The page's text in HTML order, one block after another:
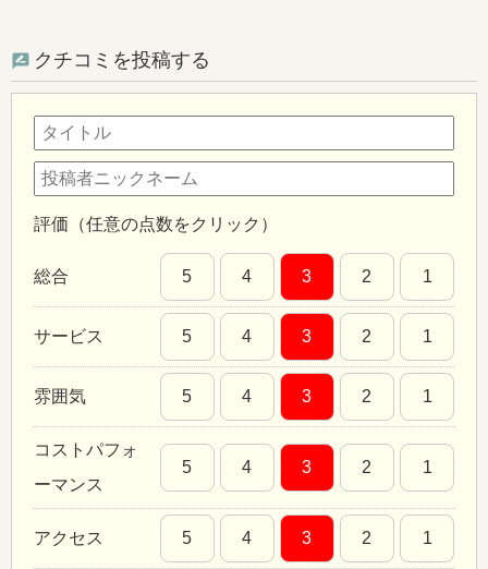
クチコミを投稿する
評価（任意の点数をクリック）
総合 5 4 3 2 1
サービス 5 4 3 2 1
雰囲気 5 4 3 2 1
コストパフォ
ーマンス
5 4 3 2 1
アクセス 5 4 3 2 1